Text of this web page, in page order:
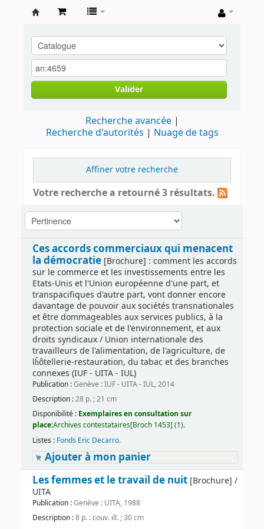
contestataires
Valider
Recherche avancée
Recherche d'autorités
Nuage de tags
Affiner votre recherche
Votre recherche a retourné 3 résultats.
Ces accords commerciaux qui menacent
la démocratie[Brochure] : comment les accords
sur le commerce et les investissements entre les
Etats-Unis et l'Union européenne d'une part, et
transpacifiques d'autre part, vont donner encore
davantage de pouvoir aux sociétés transnationales
et être dommageables aux services publics, à la
protection sociale et de l'environnement, et aux
droits syndicaux / Union internationale des
travailleurs de l'alimentation, de l'agriculture, de
lĥôtellerie-restauration, du tabac et des branches
connexes (IUF - UITA - IUL)
Publication :Genève : IUF - UITA - IUL, 2014
Description :28 p. ; 21 cm
Disponibilité : Exemplaires en consultation sur
place:Archives contestataires[Broch 1453] (1).
Listes : Fonds Eric Decarro.
Ajouter à mon panier
Les femmes et le travail de nuit[Brochure] /
UITA
Publication :Genève : UITA, 1988
Description :8 p. : couv. ill. ; 30 cm